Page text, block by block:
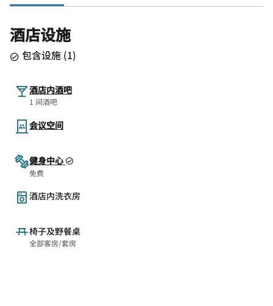
酒店设施
包含设施 (1)
酒店内酒吧
1 间酒吧
会议空间
健身中心
免费
酒店内洗衣房
椅子及野餐桌
全部客房/套房